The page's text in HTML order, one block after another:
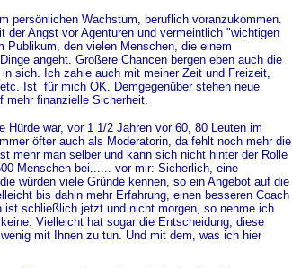
persönlichen Wachstum, beruflich voranzukommen.
der Angst vor Agenturen und vermeintlich "wichtigen
Publikum, den vielen Menschen, die einem
angeht. Größere Chancen bergen eben auch die
sich. Ich zahle auch mit meiner Zeit und Freizeit,
Ist für mich OK. Demgegenüber stehen neue
mehr finanzielle Sicherheit.
Hürde war, vor 1 1/2 Jahren vor 60, 80 Leuten im
öfter auch als Moderatorin, da fehlt noch mehr die
mehr man selber und kann sich nicht hinter der Rolle
Menschen bei...... vor mir: Sicherlich, eine
würden viele Gründe kennen, so ein Angebot auf die
bis dahin mehr Erfahrung, einen besseren Coach
ist schließlich jetzt und nicht morgen, so nehme ich
Vielleicht hat sogar die Entscheidung, diese
mit Ihnen zu tun. Und mit dem, was ich hier